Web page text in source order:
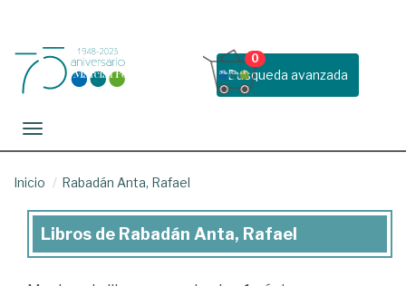
Busqueda avanzada
0
Toggle navigation
Inicio Rabadán Anta, Rafael
Libros
Libros de Rabadán Anta, Rafael